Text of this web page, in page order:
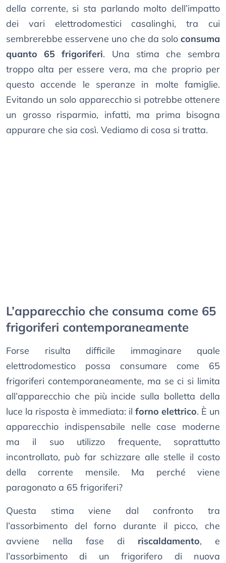
della corrente, si sta parlando molto dell’impatto
dei vari elettrodomestici casalinghi, tra cui
sembrerebbe esservene uno che da solo consuma
quanto 65 frigoriferi. Una stima che sembra
troppo alta per essere vera, ma che proprio per
questo accende le speranze in molte famiglie.
Evitando un solo apparecchio si potrebbe ottenere
un grosso risparmio, infatti, ma prima bisogna
appurare che sia così. Vediamo di cosa si tratta.
L’apparecchio che consuma come 65
frigoriferi contemporaneamente
Forse risulta difficile immaginare quale
elettrodomestico possa consumare come 65
frigoriferi contemporaneamente, ma se ci si limita
all’apparecchio che più incide sulla bolletta della
luce la risposta è immediata: il forno elettrico. È un
apparecchio indispensabile nelle case moderne
ma il suo utilizzo frequente, soprattutto
incontrollato, può far schizzare alle stelle il costo
della corrente mensile. Ma perché viene
paragonato a 65 frigoriferi?
Questa stima viene dal confronto tra
l’assorbimento del forno durante il picco, che
avviene nella fase di riscaldamento, e
l’assorbimento di un frigorifero di nuova